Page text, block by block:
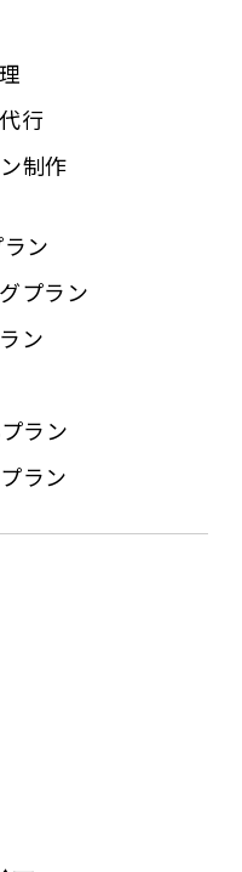
行
制作
ン
プラン
ン
ラン
ラン